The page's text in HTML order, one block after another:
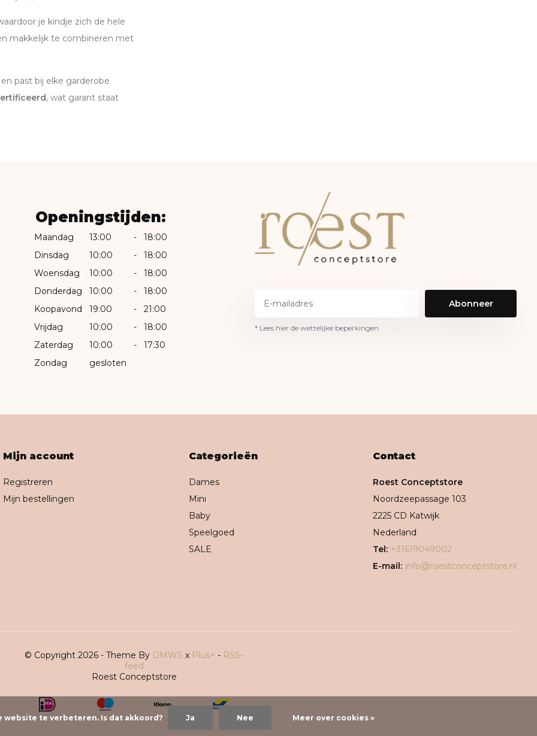
je kindje zich de hele
makkelijk te combineren met
past bij elke garderobe.
, wat garant staat
Openingstijden:
Maandag 13:00 -
18:00
Dinsdag
10:00 -
18:00
Woensdag
10:00 -
18:00
Donderdag
10:00 -
18:00
Koopavond
19:00 -
21:00
Vrijdag
10:00 -
18:00
Zaterdag
10:00 -
17:30
Zondag
gesloten
Abonneer
* Lees hier de wettelijke beperkingen
Mijn account
Registreren
Mijn bestellingen
Categorieën
Dames
Mini
Baby
Speelgoed
SALE
Contact
Roest Conceptstore
Noordzeepassage 103
2225 CD Katwijk
Nederland
Tel: +31619049002
E-mail: info@roestconceptstore.nl
© Copyright 2026 - Theme By DMWS x Plus+ - RSS-
feed
Roest Conceptstore
website te verbeteren. Is dat akkoord? Ja Nee Meer over cookies »